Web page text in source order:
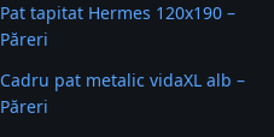
Pat tapitat Hermes 120x190 –
Păreri
Cadru pat metalic vidaXL alb –
Păreri